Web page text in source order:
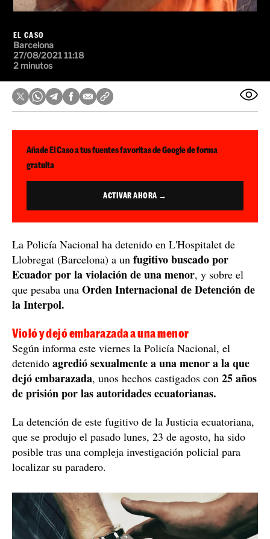
EL CASO
Barcelona
27/08/2021 11:18
2 minutos
Añade El Caso a tus fuentes favoritas de Google de forma
gratuita
ACTIVAR AHORA →
La Policía Nacional ha detenido en L'Hospitalet de
Llobregat (Barcelona) a un fugitivo buscado por
Ecuador por la violación de una menor, y sobre el
que pesaba una Orden Internacional de Detención de
la Interpol.
Violó y dejó embarazada a una menor
Según informa este viernes la Policía Nacional, el
detenido agredió sexualmente a una menor a la que
dejó embarazada, unos hechos castigados con 25 años
de prisión por las autoridades ecuatorianas.
La detención de este fugitivo de la Justicia ecuatoriana,
que se produjo el pasado lunes, 23 de agosto, ha sido
posible tras una compleja investigación policial para
localizar su paradero.